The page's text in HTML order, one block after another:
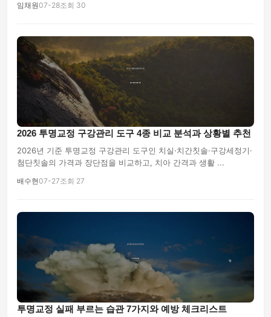
임채원07-28조회 30
2026 투명교정 구강관리 도구 4종 비교 분석과 상황별 추천
2026년 기준 투명교정 구강관리 도구인 치실·치간칫솔·구강세정기·
첨단칫솔의 가격과 장단점을 비교하고, 치아 간격과 생활 ...
배수현07-27조회 27
투명교정 실패 부르는 습관 7가지와 예방 체크리스트